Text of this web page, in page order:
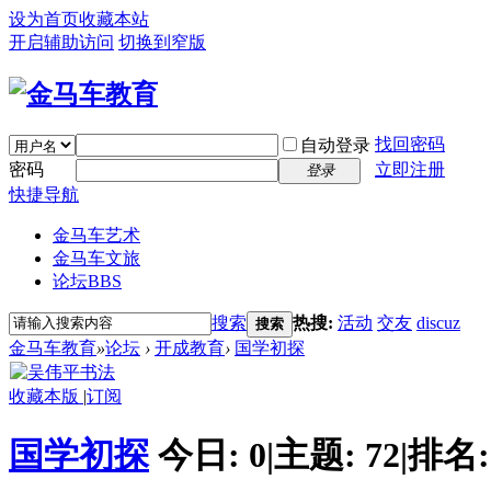
设为首页收藏本站
开启辅助访问 切换到窄版
自动登录 找回密码
密码
登录
立即注册
快捷导航
金马车艺术
金马车文旅
论坛BBS
搜索 搜索 热搜: 活动 交友 discuz
金马车教育»论坛 › 开成教育› 国学初探
收藏本版 |订阅
国学初探 今日: 0|主题: 72|排